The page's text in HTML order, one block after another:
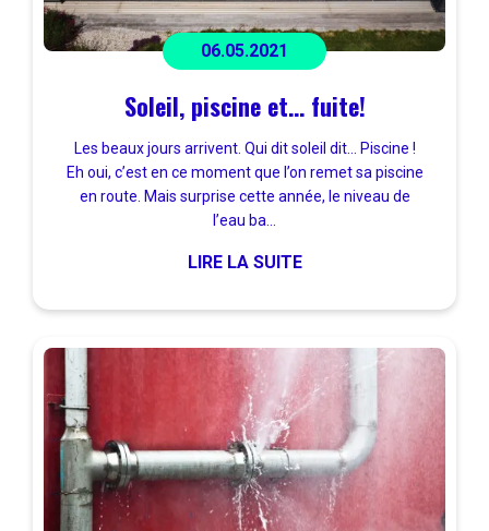
06.05.2021
Soleil, piscine et… fuite!
Les beaux jours arrivent. Qui dit soleil dit… Piscine !
Eh oui, c’est en ce moment que l’on remet sa piscine
en route. Mais surprise cette année, le niveau de
l’eau ba...
LIRE LA SUITE